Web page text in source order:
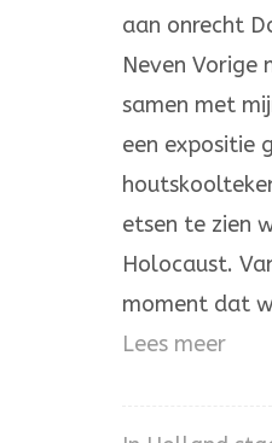
aan onrecht
Neven Vorige
samen met
een expositie
etsen te zien
Holocaust.
moment dat
Lees meer: